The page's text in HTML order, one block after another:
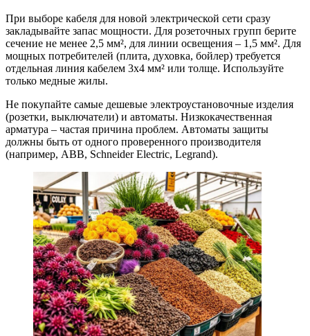
При выборе кабеля для новой электрической сети сразу
закладывайте запас мощности. Для розеточных групп берите
сечение не менее 2,5 мм², для линии освещения – 1,5 мм². Для
мощных потребителей (плита, духовка, бойлер) требуется
отдельная линия кабелем 3х4 мм² или толще. Используйте
только медные жилы.
Не покупайте самые дешевые электроустановочные изделия
(розетки, выключатели) и автоматы. Низкокачественная
арматура – частая причина проблем. Автоматы защиты
должны быть от одного проверенного производителя
(например, ABB, Schneider Electric, Legrand).